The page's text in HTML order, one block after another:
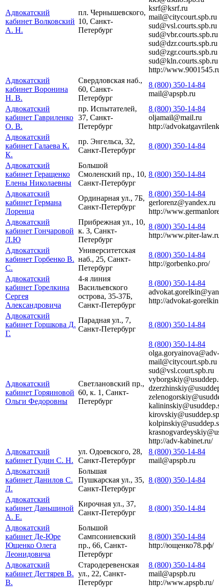
Адвокатский
кабинет Волковский
А. Н.
пл. Чернышевского,
10, Санкт-
Петербург
ksrf@ksrf.ru
mail@citycourt.spb.ru
sud@vsl.courts.spb.ru
sud@vbr.courts.spb.ru
sud@dzr.courts.spb.ru
sud@zgr.courts.spb.ru
sud@kln.courts.spb.ru
http://
Адвокатский
кабинет Воронина
Н. В.
Свердловская наб.,
60, Санкт-
Петербург
8 (800) 350-14-84
mail@apspb.ru
Адвокатский
кабинет Гавриленко
О. В.
пр. Испытателей,
37, Санкт-
Петербург
8 (800) 350-14-84
oljamail@mail.ru
http://
Адвокатский
кабинет Галаева К.
К.
пр. Энгельса, 32,
Санкт-Петербург
8 (800) 350-14-84
Адвокатский
кабинет Геращенко
Елены Николаевны
Большой
Смоленский пр., 10,
Санкт-Петербург
8 (800) 350-14-84
Адвокатский
кабинет Германа
Лоренца
Ординарная ул., 7Б,
Санкт-Петербург
8 (800) 350-14-84
gerlorenz@yandex.ru
http://
Адвокатский
кабинет Гончаровой
Л.Ю
Прибрежная ул., 10,
к. 3, Санкт-
Петербург
8 (800) 350-14-84
http://www.piter-
Адвокатский
кабинет Горбенко В.
С.
Университетская
наб., 25, Санкт-
Петербург
8 (800) 350-14-84
http://gorbenko.pro/
Адвокатский
кабинет Горелкина
Сергея
Александровича
4-я линия
Васильевского
острова, 35-37Б,
Санкт-Петербург
8 (800) 350-14-84
http://advokat-
Адвокатский
кабинет Горшкова Д.
Г.
Парадная ул., 7,
Санкт-Петербург
8 (800) 350-14-84
Адвокатский
кабинет Горяиновой
Ольги Федоровны
Светлановский пр.,
60, к. 1, Санкт-
Петербург
8 (800) 350-14-84
mail@citycourt.spb.ru
sud@vsl.court.spb.ru
http://adv-kabinet.ru/
Адвокатский
кабинет Гудин С. Н.
ул. Одоевского, 28,
Санкт-Петербург
8 (800) 350-14-84
mail@apspb.ru
Адвокатский
кабинет Данилов С.
Л.
Большая
Пушкарская ул., 35,
Санкт-Петербург
8 (800) 350-14-84
Адвокатский
кабинет Даньшиной
А. Е.
Кирочная ул., 37,
Санкт-Петербург
8 (800) 350-14-84
Адвокатский
кабинет Де-Юре
Ющенко Олега
Леонидовича
Большой
Сампсониевский
пр., 66, Санкт-
Петербург
8 (800) 350-14-84
http://ющенко78.рф/
Адвокатский
кабинет Дегтярев В.
В.
Стародеревенская
ул., 22, Санкт-
Петербург
8 (800) 350-14-84
mail@apspb.ru
http://www.apspb.ru/